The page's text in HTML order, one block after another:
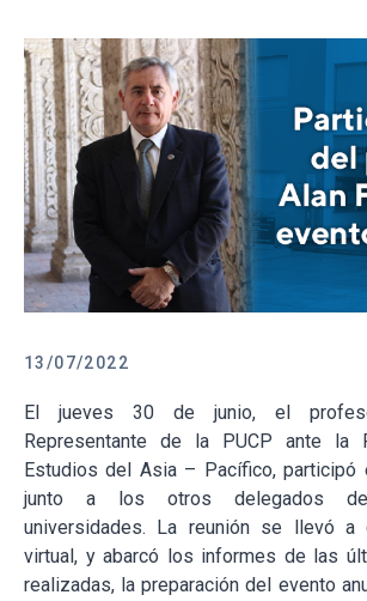
13/07/2022
El jueves 30 de junio, el
Representante de la PUCP ante la
Estudios del Asia – Pacífico,
junto a los otros delegados
universidades. La reunión se llevó a
virtual, y abarcó los informes de las
realizadas, la preparación del evento